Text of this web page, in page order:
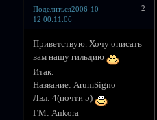
Поделиться 2
2006-10-
12 00:11:06
Приветствую. Хочу описать
вам нашу гильдию
Итак:
Название: ArumSigno
Лвл: 4(почти 5)
ГМ: Ankora